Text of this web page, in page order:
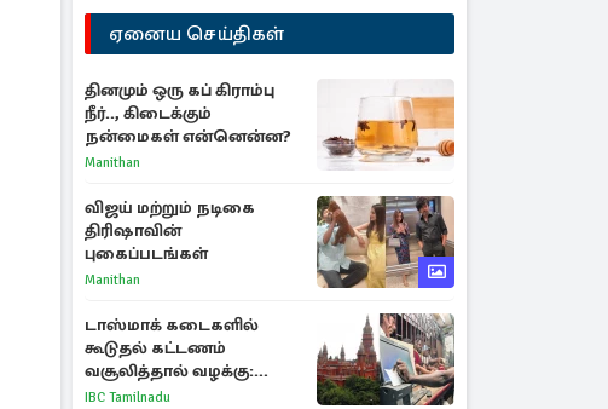
ஏனைய செய்திகள்
தினமும் ஒரு கப் கிராம்பு
நீர்.., கிடைக்கும்
நன்மைகள் என்னென்ன?
Manithan
விஜய் மற்றும் நடிகை
திரிஷாவின்
புகைப்படங்கள்
Manithan
டாஸ்மாக் கடைகளில்
கூடுதல் கட்டணம்
வசூலித்தால் வழக்கு:
சென்னை உயர்நீதிமன்றம்
IBC Tamilnadu